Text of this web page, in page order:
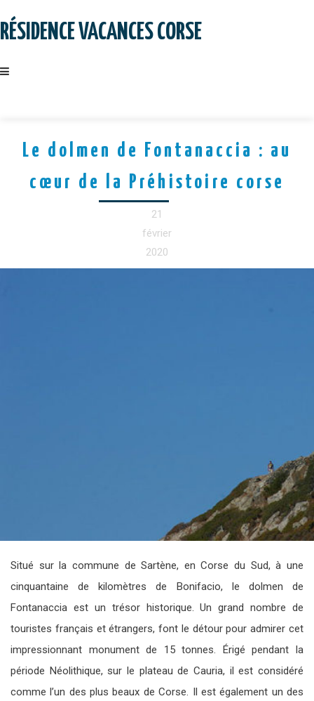
toRÉSIDENCE VACANCES CORSE
Le dolmen de Fontanaccia : au
cœur de la Préhistoire corse
21
février
2020
Situé sur la commune de Sartène, en Corse du Sud, à une
cinquantaine de kilomètres de Bonifacio, le dolmen de
Fontanaccia est un trésor historique. Un grand nombre de
touristes français et étrangers, font le détour pour admirer cet
impressionnant monument de 15 tonnes. Érigé pendant la
période Néolithique, sur le plateau de Cauria, il est considéré
comme l’un des plus beaux de Corse. Il est également un des